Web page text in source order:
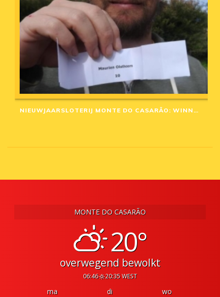
NIEUWJAARSLOTERIJ MONTE DO CASARÃO: WINNAARS VAN 2020
MONTE DO CASARÃO
20°
overwegend bewolkt
06:46 20:35 WEST
ma di
wo